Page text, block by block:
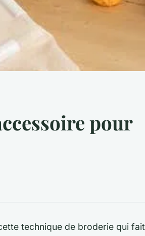
pour
technique de broderie qui fait